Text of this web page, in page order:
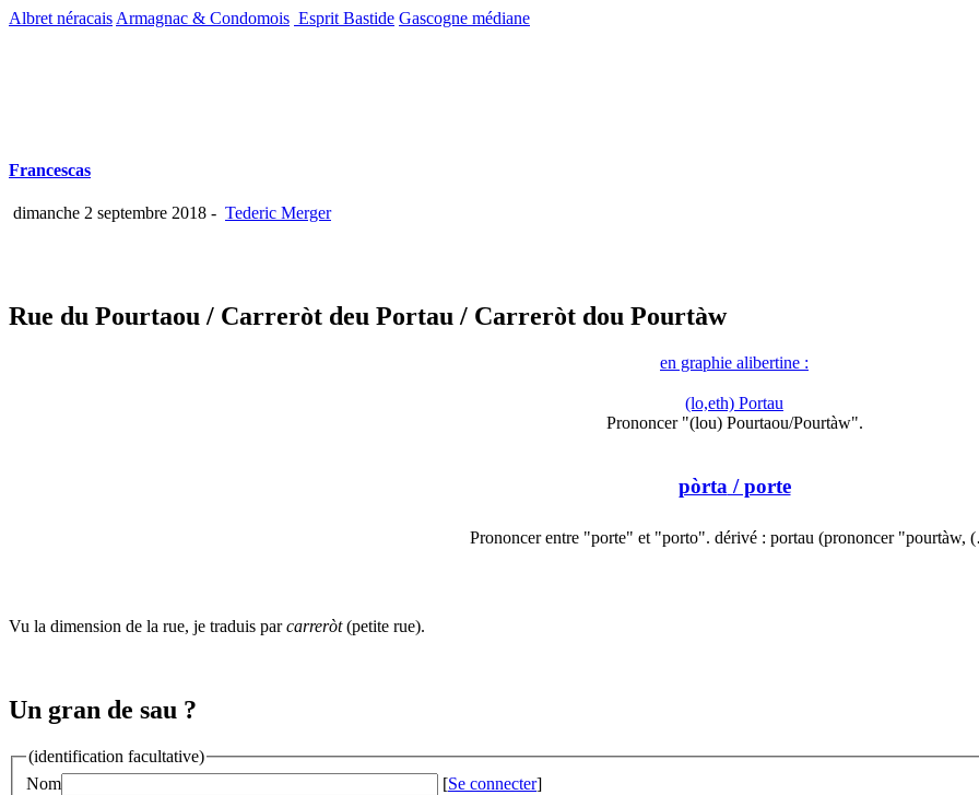
Albret néracais Armagnac & Condomois Esprit Bastide Gascogne médiane
Francescas
dimanche 2 septembre 2018 - Tederic Merger
Rue du Pourtaou / Carreròt deu Portau / Carreròt dou Pourtàw
en graphie alibertine :
(lo,eth) Portau
Prononcer "(lou) Pourtaou/Pourtàw".
pòrta / porte
Prononcer entre "porte" et "porto". dérivé : portau (prononcer "pourtàw,
Vu la dimension de la rue, je traduis parcarreròt(petite rue).
Un gran de sau ?
(identification facultative)
Nom
[Se connecter]